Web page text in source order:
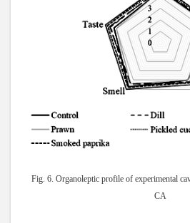
Fig. 6. Organoleptic profile of experimental
CA